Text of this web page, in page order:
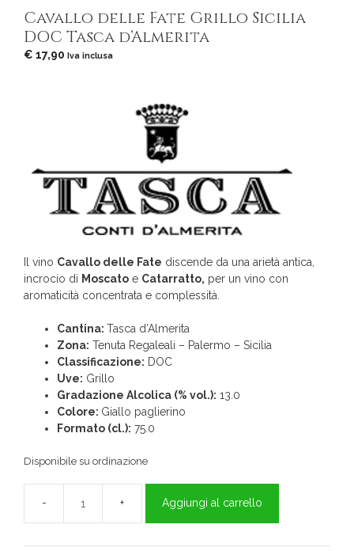
Cavallo delle Fate Grillo Sicilia
DOC Tasca d’Almerita
€ 17,90 Iva inclusa
Il vino Cavallo delle Fate discende da una arietà antica,
incrocio di Moscato e Catarratto, per un vino con
aromaticità concentrata e complessità.
Cantina: Tasca d’Almerita
Zona: Tenuta Regaleali – Palermo – Sicilia
Classificazione: DOC
Uve: Grillo
Gradazione Alcolica (% vol.): 13.0
Colore: Giallo paglierino
Formato (cl.): 75.0
Disponibile su ordinazione
Cavallo
delle
Fate
Aggiungi al carrello